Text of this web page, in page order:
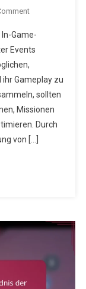
On
Arena
Event
Tokens:
Strategien
Zur
Sammlung
Game-
Events
Gameplay zu
sollten
Missionen
Durch
von […]